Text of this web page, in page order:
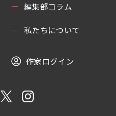
編集部コラム
私たちについて
作家ログイン